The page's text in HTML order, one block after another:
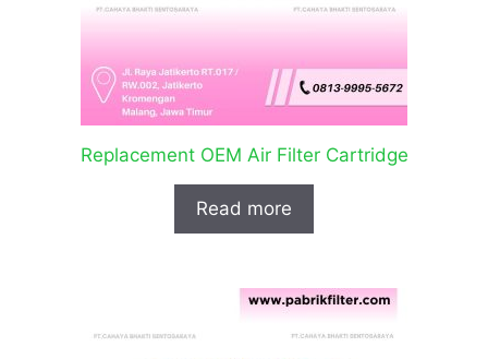
Replacement OEM Air Filter Cartridge
Read more